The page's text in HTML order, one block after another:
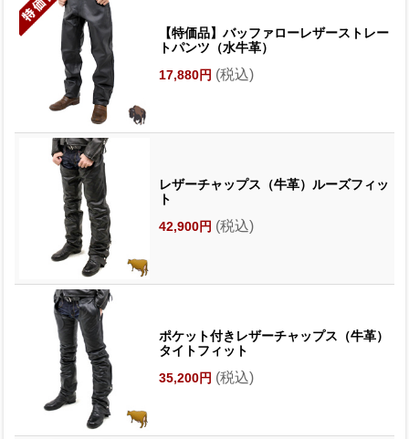
【特価品】バッファローレザーストレー
トパンツ（水牛革）
17,880円 (税込)
レザーチャップス（牛革）ルーズフィッ
ト
42,900円 (税込)
ポケット付きレザーチャップス（牛革）
タイトフィット
35,200円 (税込)